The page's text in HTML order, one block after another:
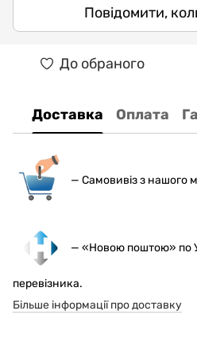
Повідомити,
До обраного
Доставка Оплата
— Самовивіз з нашого
— «Новою поштою» по
перевізника.
Більше інформації про доставку